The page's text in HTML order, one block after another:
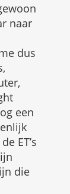
naar
dus
een
ET’s
die